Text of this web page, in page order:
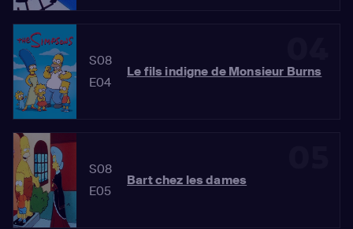
S08
E04
Le fils indigne de Monsieur Burns
S08
E05
Bart chez les dames